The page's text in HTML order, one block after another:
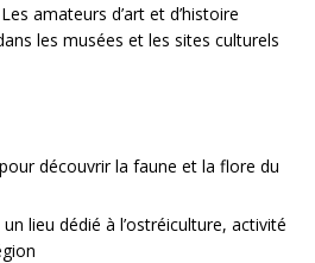
amateurs d’art et d’histoire
les musées et les sites culturels
découvrir la faune et la flore du
lieu dédié à l’ostréiculture, activité